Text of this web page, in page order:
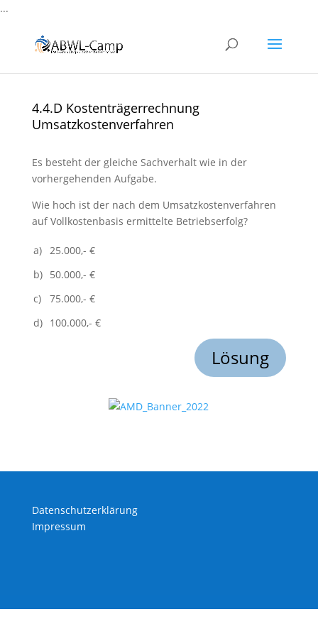
...
4.4.D Kostenträgerrechnung
Umsatzkostenverfahren
Es besteht der gleiche Sachverhalt wie in der
vorhergehenden Aufgabe.
Wie hoch ist der nach dem Umsatzkostenverfahren
auf Vollkostenbasis ermittelte Betriebserfolg?
a) 25.000,- €
b) 50.000,- €
c)
75.000,- €
d) 100.000,- €
Lösung
Datenschutzerklärung
Impressum